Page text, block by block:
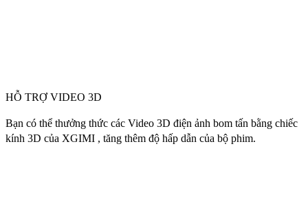
HỖ TRỢ VIDEO 3D
Bạn có thể thưởng thức các Video 3D điện ảnh bom tấn bằng chiếc
kính 3D của XGIMI , tăng thêm độ hấp dẫn của bộ phim.